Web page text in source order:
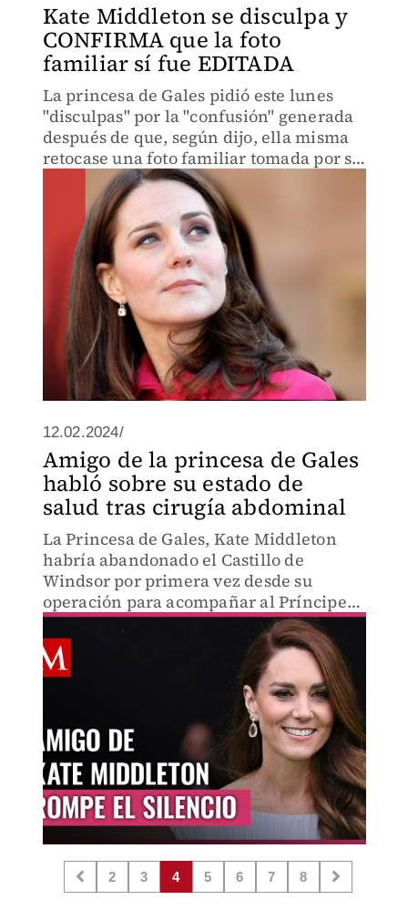
Kate Middleton se disculpa y
CONFIRMA que la foto
familiar sí fue EDITADA
La princesa de Gales pidió este lunes
"disculpas" por la "confusión" generada
después de que, según dijo, ella misma
retocase una foto familiar tomada por su
marido, William.
12.02.2024/
Amigo de la princesa de Gales
habló sobre su estado de
salud tras cirugía abdominal
La Princesa de Gales, Kate Middleton
habría abandonado el Castillo de
Windsor por primera vez desde su
operación para acompañar al Príncipe
William.
2 3 4 5 6 7 8